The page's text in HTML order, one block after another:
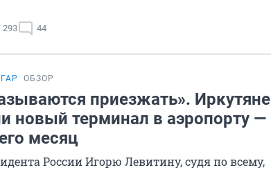
293 44
ОБЗОР
приезжать». Иркутяне
новый терминал в аэропорту —
месяц
России Игорю Левитину, судя по всему,